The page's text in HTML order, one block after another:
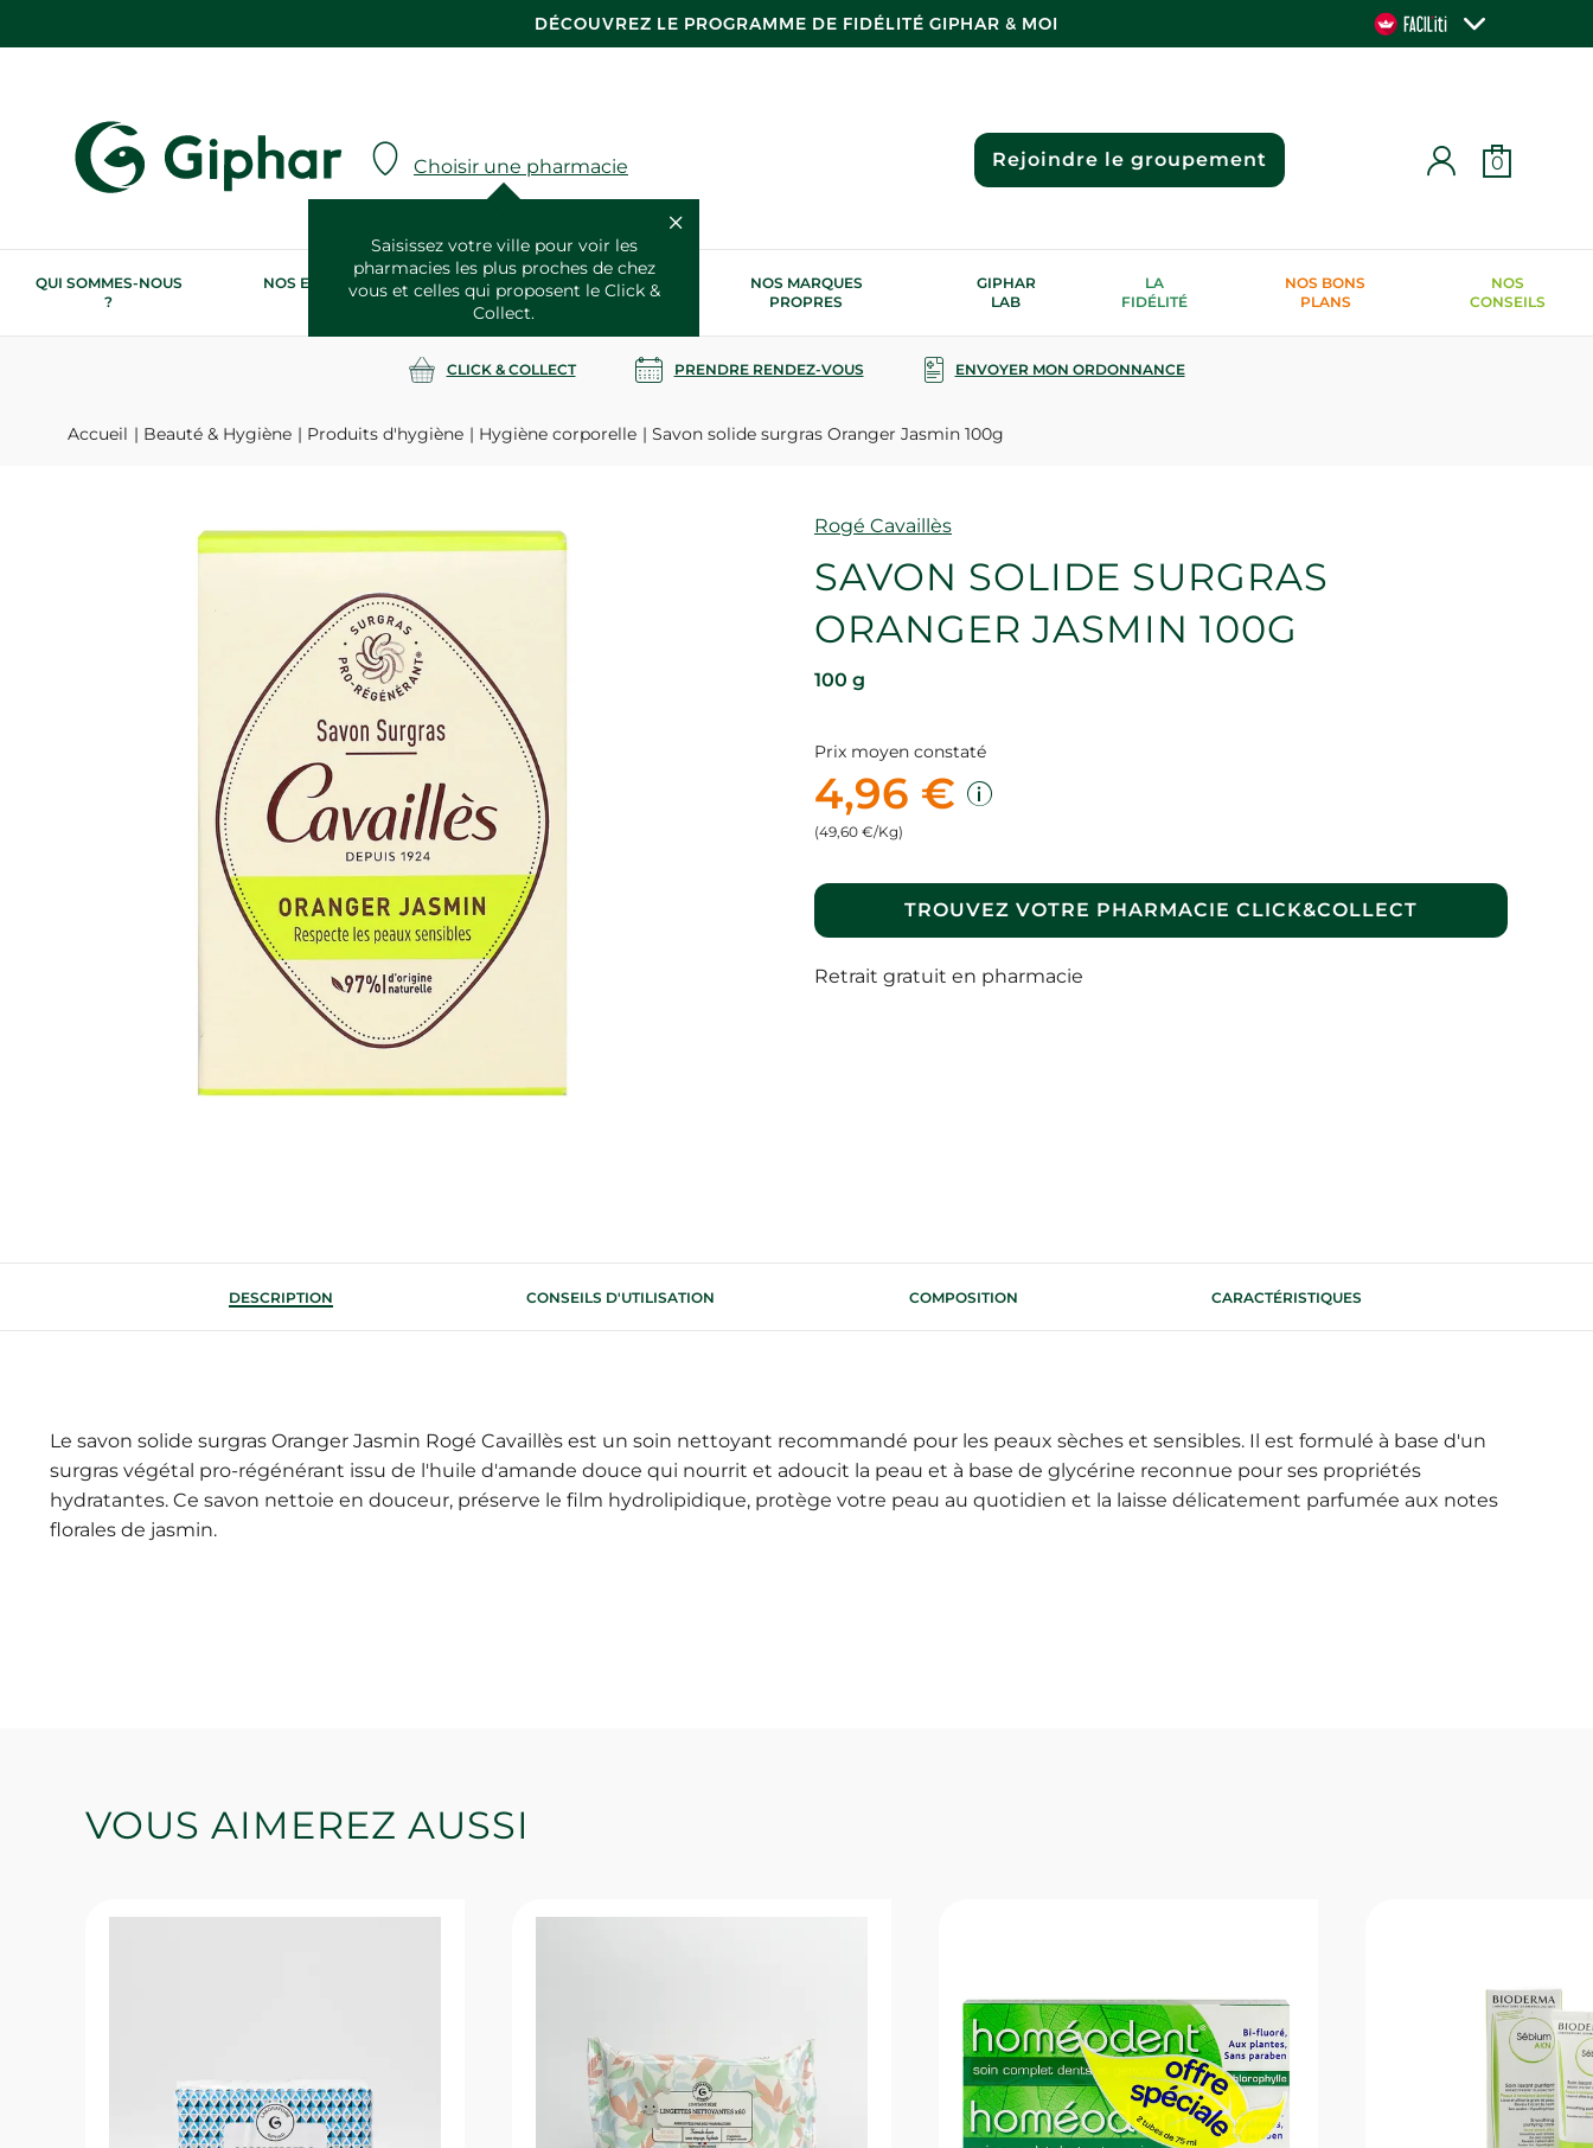
DÉCOUVREZ LE PROGRAMME DE FIDÉLITÉ GIPHAR & MOI
Choisir une pharmacie
Saisissez votre ville pour voir les
pharmacies les plus proches de chez
vous et celles qui proposent le Click &
Collect.
Rejoindre le groupement 0
QUI SOMMES-NOUS
?
NOS ENGAGEMENTS
RSE
NOS SERVICES
SANTÉ
NOS MARQUES
PROPRES
GIPHAR
LAB
LA
FIDÉLITÉ
NOS BONS
PLANS
NOS
CONSEILS
CLICK & COLLECT PRENDRE RENDEZ-VOUS ENVOYER MON ORDONNANCE
Accueil Beauté & Hygiène Produits d'hygiène Hygiène corporelle Savon solide surgras Oranger Jasmin 100g
Marque
Rogé Cavaillès
SAVON SOLIDE SURGRAS
ORANGER JASMIN 100G
100 g
Prix moyen constaté
4,96 €
(49,60 €/Kg)
TROUVEZ VOTRE PHARMACIE CLICK&COLLECT
Retrait gratuit en pharmacie
DESCRIPTION CONSEILS D'UTILISATION COMPOSITION CARACTÉRISTIQUES
Le savon solide surgras Oranger Jasmin Rogé Cavaillès est un soin nettoyant recommandé pour les peaux sèches et sensibles. Il est formulé à base d'un
surgras végétal pro-régénérant issu de l'huile d'amande douce qui nourrit et adoucit la peau et à base de glycérine reconnue pour ses propriétés
hydratantes. Ce savon nettoie en douceur, préserve le film hydrolipidique, protège votre peau au quotidien et la laisse délicatement parfumée aux notes
florales de jasmin.
VOUS AIMEREZ AUSSI